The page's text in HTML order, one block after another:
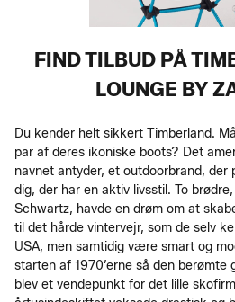
FIND TILBUD PÅ
LOUNGE BY
Du kender helt sikkert Timberland.
par af deres ikoniske boots? Det
navnet antyder, et outdoorbrand, der
dig, der har en aktiv livsstil. To
Schwartz, havde en drøm om at
til det hårde vintervejr, som de selv
USA, men samtidig være smart og
starten af 1970’erne så den berømte
blev et vendepunkt for det lille